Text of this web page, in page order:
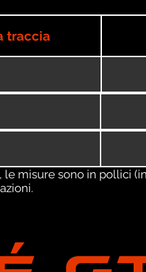
traccia
misure sono in pollici